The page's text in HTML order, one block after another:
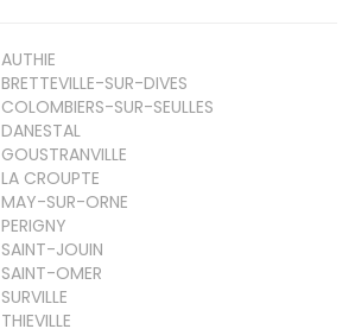
AUTHIE
BRETTEVILLE-SUR-DIVES
COLOMBIERS-SUR-SEULLES
DANESTAL
GOUSTRANVILLE
LA CROUPTE
MAY-SUR-ORNE
PERIGNY
SAINT-JOUIN
SAINT-OMER
SURVILLE
THIEVILLE